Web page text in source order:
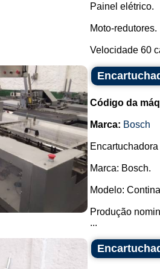
Painel elétrico.
Moto-redutores.
Velocidade 60
Código da
Marca: Bosch
Marca: Bosch.
Modelo:
Produção
...